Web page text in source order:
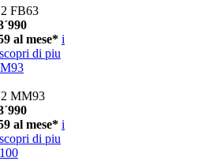
FB63
al mese* i
scopri di piu
MM93
al mese* i
scopri di piu